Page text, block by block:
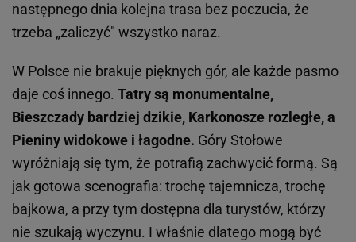
następnego dnia kolejna trasa bez poczucia, że
trzeba „zaliczyć" wszystko naraz.
W Polsce nie brakuje pięknych gór, ale każde pasmo
daje coś innego. Tatry są monumentalne,
Bieszczady bardziej dzikie, Karkonosze rozległe, a
Pieniny widokowe i łagodne. Góry Stołowe
wyróżniają się tym, że potrafią zachwycić formą. Są
jak gotowa scenografia: trochę tajemnicza, trochę
bajkowa, a przy tym dostępna dla turystów, którzy
nie szukają wyczynu. I właśnie dlatego mogą być